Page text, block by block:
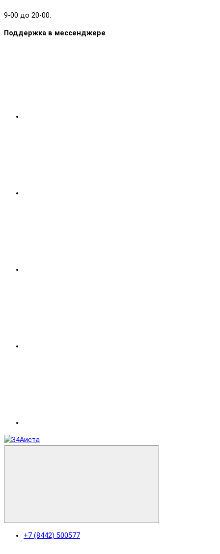
9-00 до 20-00.
Поддержка в мессенджере
+7 (8442) 500577